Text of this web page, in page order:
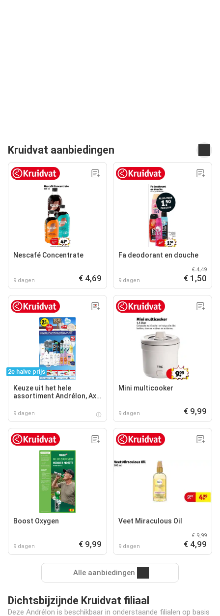
Kruidvat aanbiedingen
Nescafé Concentrate
9 dagen € 4,69
Fa deodorant en douche
9 dagen
€ 4,49
€ 1,50
2e halve prijs
Keuze uit het hele
assortiment Andrélon, Axe,
Neutral, Rexona, Vaseline
9 dagen
Mini multicooker
9 dagen € 9,99
Boost Oxygen
9 dagen € 9,99
Veet Miraculous Oil
9 dagen
€ 9,99
€ 4,99
Alle aanbiedingen
Dichtsbijzijnde Kruidvat filiaal
Deze Andrélon is beschikbaar in onderstaande filialen op basis